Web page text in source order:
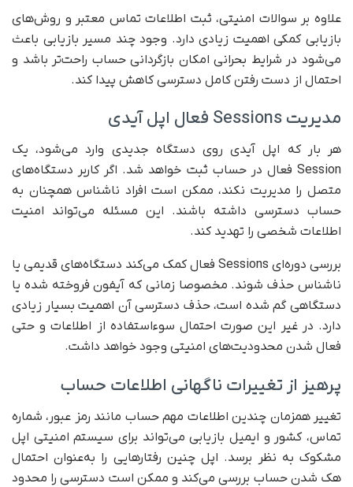
علاوه بر سوالات امنیتی، ثبت اطلاعات تماس معتبر و روش‌های
بازیابی کمکی اهمیت زیادی دارد. وجود چند مسیر بازیابی باعث
می‌شود در شرایط بحرانی امکان بازگردانی حساب راحت‌تر باشد و
احتمال از دست رفتن کامل دسترسی کاهش پیدا کند.
مدیریت Sessions فعال اپل آیدی
هر بار که اپل آیدی روی دستگاه جدیدی وارد می‌شود، یک
Session فعال در حساب ثبت خواهد شد. اگر کاربر دستگاه‌های
متصل را مدیریت نکند، ممکن است افراد ناشناس همچنان به
حساب دسترسی داشته باشند. این مسئله می‌تواند امنیت
اطلاعات شخصی را تهدید کند.
بررسی دوره‌ای Sessions فعال کمک می‌کند دستگاه‌های قدیمی یا
ناشناس حذف شوند. مخصوصا زمانی که آیفون فروخته شده یا
دستگاهی گم شده است، حذف دسترسی آن اهمیت بسیار زیادی
دارد. در غیر این صورت احتمال سوءاستفاده از اطلاعات و حتی
فعال شدن محدودیت‌های امنیتی وجود خواهد داشت.
پرهیز از تغییرات ناگهانی اطلاعات حساب
تغییر همزمان چندین اطلاعات مهم حساب مانند رمز عبور، شماره
تماس، کشور و ایمیل بازیابی می‌تواند برای سیستم امنیتی اپل
مشکوک به نظر برسد. اپل چنین رفتارهایی را به‌عنوان احتمال
هک شدن حساب بررسی می‌کند و ممکن است دسترسی را محدود